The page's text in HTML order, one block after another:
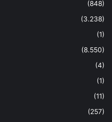
(848)
(3.238)
(1)
(8.550)
(4)
(1)
(11)
(257)